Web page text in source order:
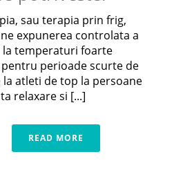
sau terapia prin frig,
expunerea controlata a
temperaturi foarte
pentru perioade scurte de
la atleti de top la persoane
relaxare si [...]
READ MORE